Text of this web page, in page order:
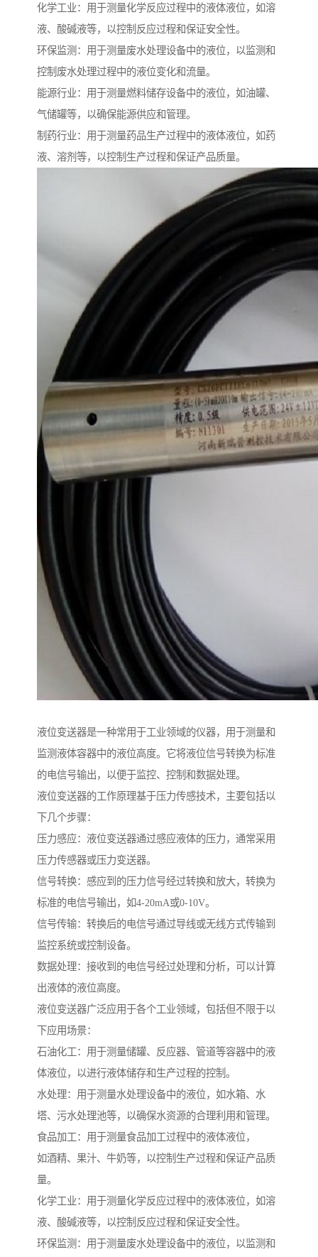
化学工业：用于测量化学反应过程中的液体液位，如溶
液、酸碱液等，以控制反应过程和保证安全性。
环保监测：用于测量废水处理设备中的液位，以监测和
控制废水处理过程中的液位变化和流量。
能源行业：用于测量燃料储存设备中的液位，如油罐、
气储罐等，以确保能源供应和管理。
制药行业：用于测量药品生产过程中的液体液位，如药
液、溶剂等，以控制生产过程和保证产品质量。
液位变送器是一种常用于工业领域的仪器，用于测量和
监测液体容器中的液位高度。它将液位信号转换为标准
的电信号输出，以便于监控、控制和数据处理。
液位变送器的工作原理基于压力传感技术，主要包括以
下几个步骤：
压力感应：液位变送器通过感应液体的压力，通常采用
压力传感器或压力变送器。
信号转换：感应到的压力信号经过转换和放大，转换为
标准的电信号输出，如4-20mA或0-10V。
信号传输：转换后的电信号通过导线或无线方式传输到
监控系统或控制设备。
数据处理：接收到的电信号经过处理和分析，可以计算
出液体的液位高度。
液位变送器广泛应用于各个工业领域，包括但不限于以
下应用场景：
石油化工：用于测量储罐、反应器、管道等容器中的液
体液位，以进行液体储存和生产过程的控制。
水处理：用于测量水处理设备中的液位，如水箱、水
塔、污水处理池等，以确保水资源的合理利用和管理。
食品加工：用于测量食品加工过程中的液体液位，
如酒精、果汁、牛奶等，以控制生产过程和保证产品质
量。
化学工业：用于测量化学反应过程中的液体液位，如溶
液、酸碱液等，以控制反应过程和保证安全性。
环保监测：用于测量废水处理设备中的液位，以监测和